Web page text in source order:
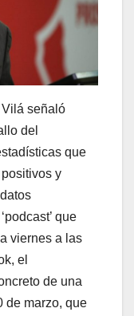
señaló
del
que
y
que
viernes a las
el
de una
de marzo, que